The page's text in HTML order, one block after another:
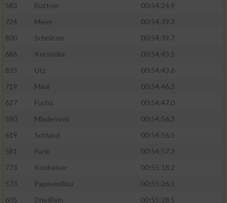
583
Büttner
00:54:24.9
724
Meier
00:54:39.3
800
Schnitzer
00:54:39.7
686
Korsistka
00:54:43.5
835
Utz
00:54:43.6
719
Maul
00:54:46.3
627
Fuchs
00:54:47.0
580
Mladenovic
00:54:56.3
619
Schlund
00:54:56.5
581
Funk
00:54:57.3
773
Konheiser
00:55:18.2
573
Papavasiliou
00:55:26.1
605
Drießlein
00:55:28.5
Analyse von Zielgruppen durch Statistiken
oder Kombinationen von Daten aus
verschiedenen Quellen
Verwendung reduzierter Daten zur Auswahl
von Inhalten
IAB-Besonderheiten:
Verwendung genauer Standortdaten
Geräte anhand von aktiv angeforderten
Informationen identifizieren